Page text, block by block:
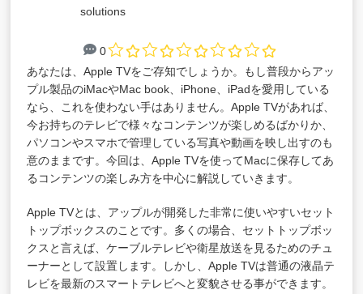
solutions
0
あなたは、Apple TVをご存知でしょうか。もし普段からアッ
プル製品のiMacやMac book、iPhone、iPadを愛用している
なら、これを使わない手はありません。Apple TVがあれば、
今お持ちのテレビで様々なコンテンツが楽しめるばかりか、
パソコンやスマホで管理している写真や動画を映し出すのも
意のままです。今回は、Apple TVを使ってMacに保存してあ
るコンテンツの楽しみ方を中心に解説していきます。
Apple TVとは、アップルが開発した非常に使いやすいセット
トップボックスのことです。多くの場合、セットトップボッ
クスと言えば、ケーブルテレビや衛星放送を見るためのチュ
ーナーとして設置します。しかし、Apple TVは普通の液晶テ
レビを最新のスマートテレビへと変貌させる事ができます。